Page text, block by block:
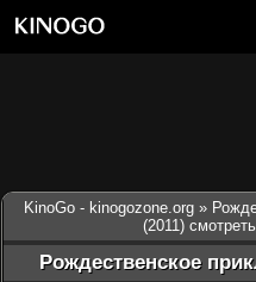
KinoGo - kinogozone.org »
(2011)
Рождественское